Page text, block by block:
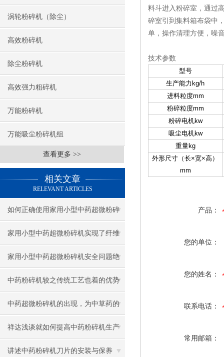
涡轮粉碎机（除尘）
高效粉碎机
除尘粉碎机
高效强力粗碎机
万能粉碎机
万能吸尘粉碎机组
查看更多 >>
相关文章
RELEVANT ARTICLES
如何正确使用家用小型中药超微粉碎
机呢？
家用小型中药超微粉碎机实现了纤维
材料的超细粉碎
家用小型中药超微粉碎机安全问题绝
不能忽视
中药粉碎机较之传统工艺也着的优势
中药超微粉碎机的出现，为中草药的
制作提供了极大的便利
祥达浅谈就如何提高中药粉碎机生产
效率方法
讲述中药粉碎机刀片的安装与保养
料斗进入粉碎室，通过
碎室引到集料箱布袋中
单，操作清理方便，噪
技术参数
型号
生产能力kg/h
进料粒度mm
粉碎粒度mm
粉碎电机kw
吸尘电机kw
重量kg
外形尺寸（长×宽×高）
mm
产品：
您的单位：
您的姓名：
联系电话：
常用邮箱：